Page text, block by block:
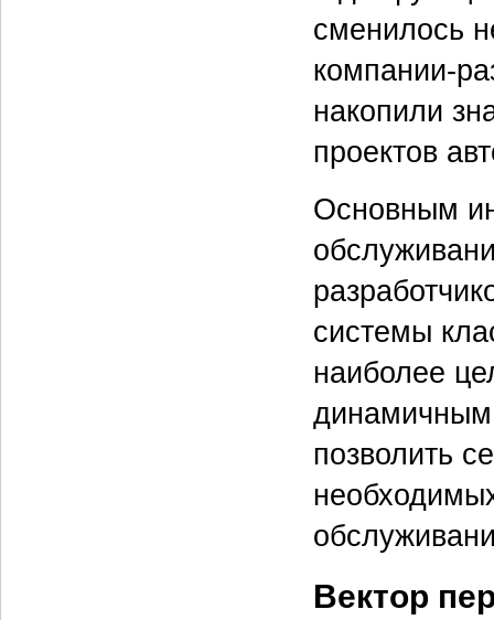
сменилось
компании-
накопили
проектов
Основным
системы
наиболее
динамичным
позволить
Вектор